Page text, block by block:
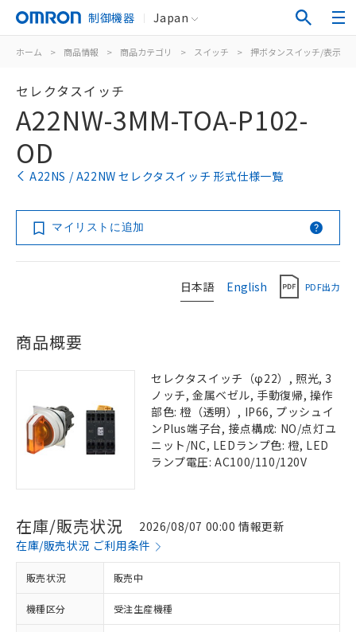
制御機器 Japan
ホーム > 商品情報 > 商品カテゴリ > スイッチ > 押ボタンスイッチ/表示灯
セレクタスイッチ
A22NW-3MM-TOA-P102-
OD
A22NS / A22NW セレクタスイッチ 形式仕様一覧
マイリストに追加
日本語 English PDF出力
商品概要
セレクタスイッチ（φ22）, 照光, 3
ノッチ, 金属ベゼル, 手動復帰, 操作
部色: 橙（透明）, IP66, プッシュイ
ンPlus端子台, 接点構成: NO/点灯ユ
ニット/NC, LEDランプ色: 橙, LED
ランプ電圧: AC100/110/120V
在庫/販売状況
2026/08/07 00:00 情報更新
在庫/販売状況 ご利用条件
販売状況 販売中
機種区分 受注生産機種